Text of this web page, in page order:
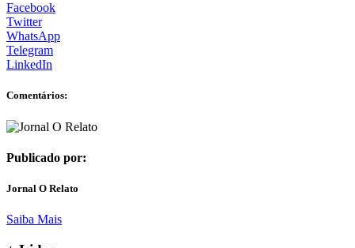
Facebook
Twitter
WhatsApp
Telegram
LinkedIn
Comentários:
Publicado por:
Jornal O Relato
Saiba Mais